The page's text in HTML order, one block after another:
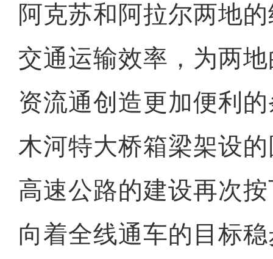
阿克苏和阿拉尔两地
交通运输效率，为两
资流通创造更加便利
木河特大桥箱梁架设
高速公路的建设再次按
向着全线通车的目标